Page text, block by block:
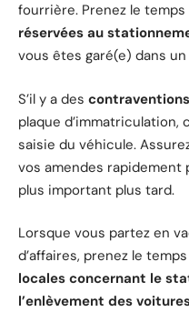
fourrière. Prenez le
réservées au
vous êtes garé(e) dans
S’il y a des
plaque d’immatriculation,
saisie du véhicule.
vos amendes rapidement
plus important plus tard.
Lorsque vous partez en
d’affaires, prenez le
locales concernant le
l’enlèvement des